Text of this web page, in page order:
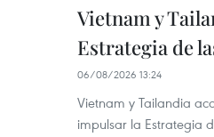
Vietnam y
Estrategia de
06/08/2026 13:24
Vietnam y Tailandia
impulsar la Estrategia